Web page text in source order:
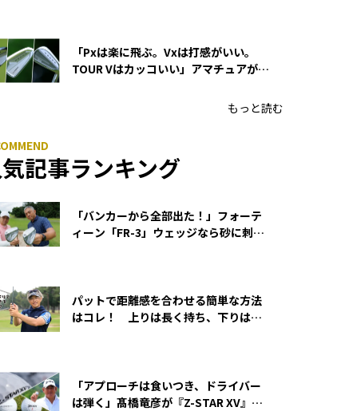
「Pxは楽に飛ぶ。Vxは打感がいい。
TOUR Vはカッコいい」アマチュアが選
もっと読む
記事ランキング
「バンカーから全部出た！」フォーテ
ィーン「FR-3」ウェッジなら砂に刺さ
パットで距離感を合わせる簡単な方法
はコレ！ 上りは長く持ち、下りは短
「アプローチは食いつき、ドライバー
は弾く」髙橋竜彦が『Z-STAR XV』を